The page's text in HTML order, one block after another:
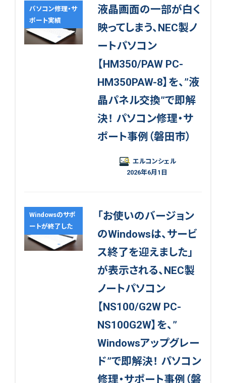
パソコン修理・サ
ポート実績
液晶画面の一部が白く
映ってしまう、NEC製ノ
ートパソコン
【HM350/PAW PC-
HM350PAW-8】を、”液
晶パネル交換”で即解
決！ パソコン修理・サ
ポート事例（磐田市）
エルコンシェル
2026年6月1日
Windowsのサポ
ートが終了した
「お使いのバージョン
のWindowsは、サービ
ス終了を迎えました」
が表示される、NEC製
ノートパソコン
【NS100/G2W PC-
NS100G2W】を、”
Windowsアップグレー
ド”で即解決！ パソコン
修理・サポート事例（磐